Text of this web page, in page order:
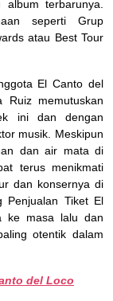
terbarunya.
seperti Grup
atau Best Tour
El Canto del
memutuskan
ini dan dengan
musik. Meskipun
dan air mata di
terus menikmati
dan konsernya di
Penjualan Tiket El
ke masa lalu dan
otentik dalam
del Loco